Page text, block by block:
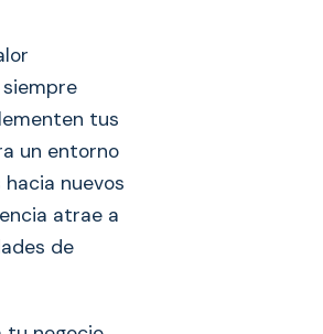
tus
un entorno
nuevos
atrae a
de